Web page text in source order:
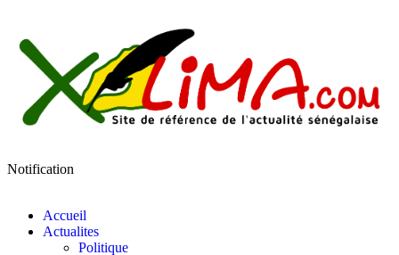
Notification
Accueil
Actualites
Politique